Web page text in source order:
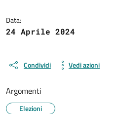
Data:
24 Aprile 2024
Condividi Vedi azioni
Argomenti
Elezioni